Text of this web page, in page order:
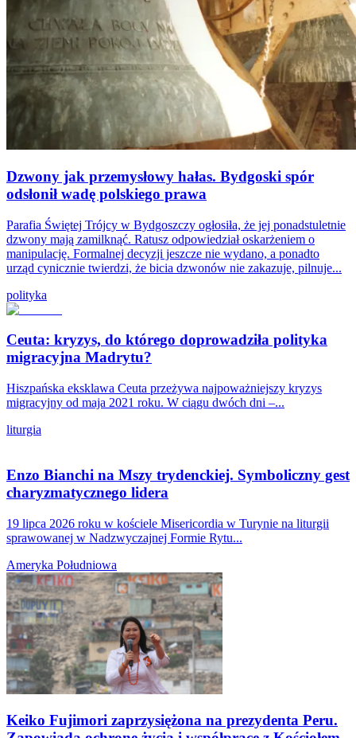
Dzwony jak przemysłowy hałas. Bydgoski spór
odsłonił wadę polskiego prawa
Parafia Świętej Trójcy w Bydgoszczy ogłosiła, że jej ponadstuletnie
dzwony mają zamilknąć. Ratusz odpowiedział oskarżeniem o
manipulację. Formalnej decyzji jeszcze nie wydano, a ponadto
urząd cynicznie twierdzi, że bicia dzwonów nie zakazuje, pilnuje...
polityka
Ceuta: kryzys, do którego doprowadziła polityka
migracyjna Madrytu?
Hiszpańska eksklawa Ceuta przeżywa najpoważniejszy kryzys
migracyjny od maja 2021 roku. W ciągu dwóch dni –...
liturgia
Enzo Bianchi na Mszy trydenckiej. Symboliczny gest
charyzmatycznego lidera
19 lipca 2026 roku w kościele Misericordia w Turynie na liturgii
sprawowanej w Nadzwyczajnej Formie Rytu...
Ameryka Południowa
Keiko Fujimori zaprzysiężona na prezydenta Peru.